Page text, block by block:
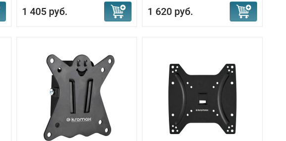
1 405 руб. 1 620 руб.